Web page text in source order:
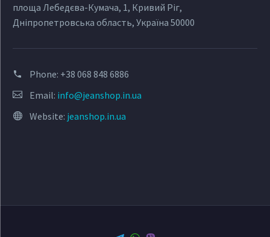
площа Лебедєва-Кумача, 1, Кривий Ріг,
Дніпропетровська область, Україна 50000
Phone: +38 068 848 6886
Email: info@jeanshop.in.ua
Website: jeanshop.in.ua